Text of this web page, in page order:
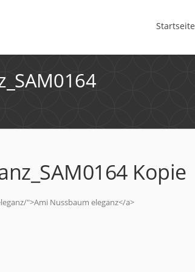
Startseite
Kopie
">Ami Nussbaum eleganz</a>